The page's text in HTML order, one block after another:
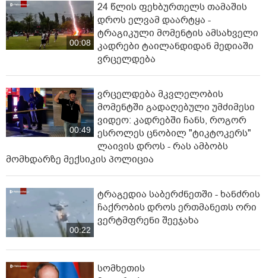
00:08
24 წლის ფეხბურთელს თამაშის
დროს ელვამ დაარტყა -
ტრაგიკული მომენტის ამსახველი
კადრები ტაილანდიდან მედიაში
ვრცელდება
00:49
ვრცელდება მკვლელობის
მომენტში გადაღებული უმძიმესი
ვიდეო: კადრებში ჩანს, როგორ
ესროლეს ცნობილ "ტიკტოკერს"
ლაივის დროს - რას ამბობს
მომხდარზე მექსიკის პოლიცია
00:22
ტრაგედია საბერძნეთში - ხანძრის
ჩაქრობის დროს ერთმანეთს ორი
ვერტმფრენი შეეჯახა
სომხეთის